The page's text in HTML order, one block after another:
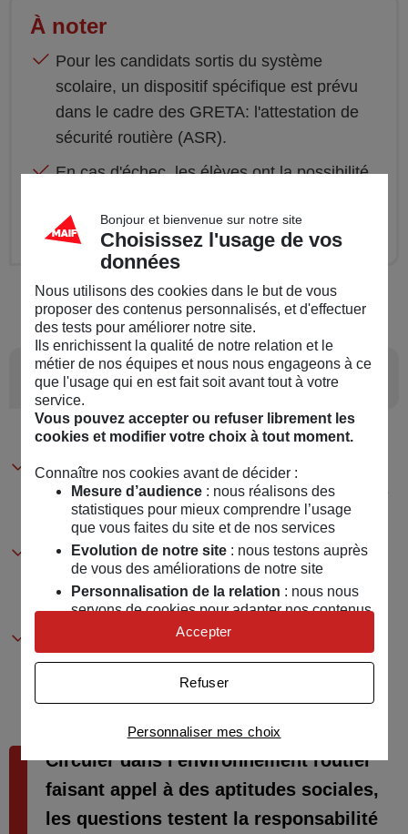
À noter
Pour les candidats sortis du système
scolaire, un dispositif spécifique est prévu
dans le cadre des GRETA: l'attestation de
sécurité routière (ASR).
En cas d'échec, les élèves ont la possibilité
cours de la même session.
4 La passation des épreuves
Chaque épreuve, d’une durée d’environ 20
minutes, est passée collectivement à partir d’une
projection vidéo des questionnaires.
Elles se présentent sous forme d’un QCM
composé de 20 questions réparties par thème
(piéton, cycliste, cyclomotoriste, autres).
Elles permettent l’évaluation des connaissances
sur la réglementation et sur les facteurs de
Circuler dans l'environnement routier
faisant appel à des aptitudes sociales,
les questions testent la responsabilité
Bonjour et bienvenue sur notre site
Choisissez l'usage de vos
données
Nous utilisons des cookies dans le but de vous
proposer des contenus personnalisés, et d'effectuer
des tests pour améliorer notre site.
Ils enrichissent la qualité de notre relation et le
métier de nos équipes et nous nous engageons à ce
que l'usage qui en est fait soit avant tout à votre
service.
Vous pouvez accepter ou refuser librement les
cookies et modifier votre choix à tout moment.
Connaître nos cookies avant de décider :
Mesure d’audience: nous réalisons des
statistiques pour mieux comprendre l’usage
que vous faites du site et de nos services
Evolution de notre site: nous testons auprès
de vous des améliorations de notre site
Personnalisation de la relation : nous nous
servons de cookies pour adapter nos contenus
et personnaliser nos offres
Univers publicitaire: nous utilisons avec nos
publicités personnalisées
Personnaliser mes choix
Refuser
Accepter